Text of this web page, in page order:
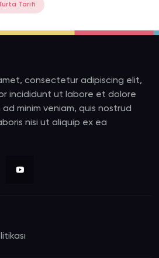
Tarifi
consectetur adipiscing elit,
incididunt ut labore et dolore
minim veniam, quis nostrud
nisi ut aliquip ex ea